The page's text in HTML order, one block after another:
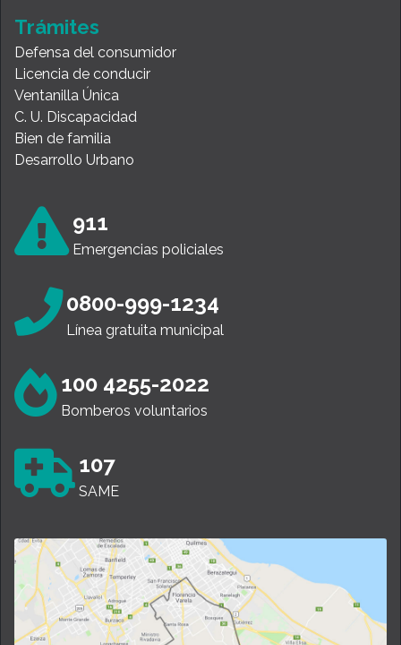
Trámites
Defensa del consumidor
Licencia de conducir
Ventanilla Única
C. U. Discapacidad
Bien de familia
Desarrollo Urbano
911
Emergencias policiales
0800-999-1234
Línea gratuita municipal
100 4255-2022
Bomberos voluntarios
107
SAME